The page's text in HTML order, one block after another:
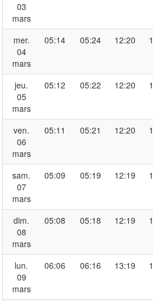
03
mars
mer.
04
mars
05:14 05:24 12:20
jeu.
05
mars
05:12 05:22 12:20
ven.
06
mars
05:11 05:21 12:20
sam.
07
mars
05:09 05:19 12:19
dim.
08
mars
05:08 05:18 12:19
lun.
09
mars
06:06 06:16 13:19